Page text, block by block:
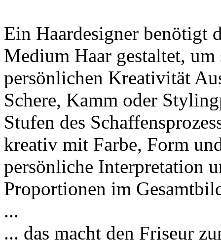
Ein Haardesigner benötigt
Medium Haar gestaltet,
persönlichen Kreativität
Schere, Kamm oder
Stufen des
kreativ mit Farbe, Form
persönliche Interpretation
Proportionen im
...
... das macht den Friseur